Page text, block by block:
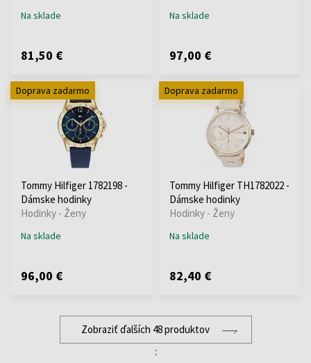
Na sklade
81,50 €
Na sklade
97,00 €
Doprava zadarmo
Tommy Hilfiger 1782198 -
Dámske hodinky
Hodinky - Ženy
Na sklade
96,00 €
Doprava zadarmo
Tommy Hilfiger TH1782022 -
Dámske hodinky
Hodinky - Ženy
Na sklade
82,40 €
Zobraziť ďalších 48 produktov
: